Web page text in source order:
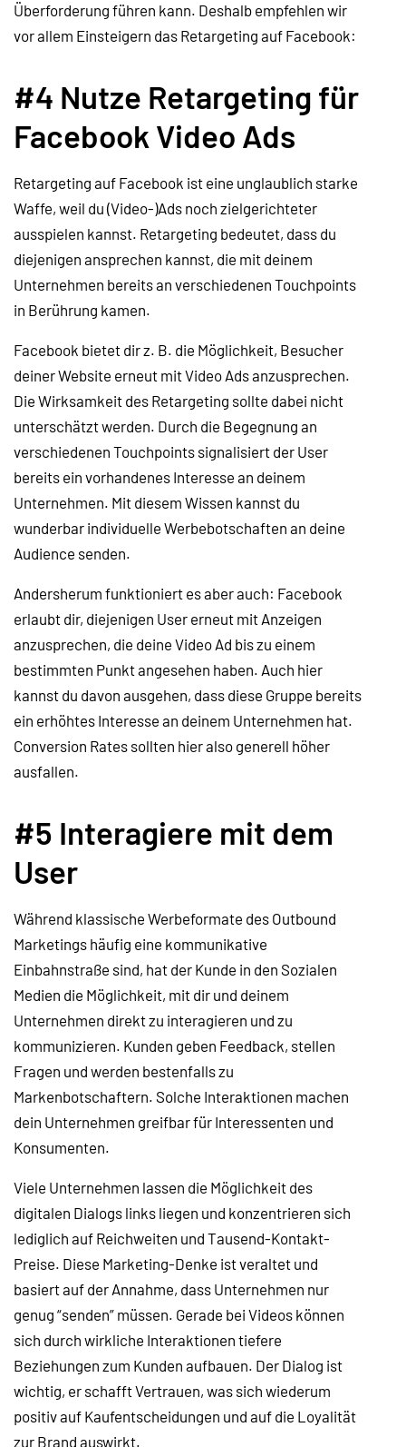
Überforderung führen kann. Deshalb empfehlen wir
vor allem Einsteigern das Retargeting auf Facebook:
#4 Nutze Retargeting für
Facebook Video Ads
Retargeting auf Facebook ist eine unglaublich starke
Waffe, weil du (Video-)Ads noch zielgerichteter
ausspielen kannst. Retargeting bedeutet, dass du
diejenigen ansprechen kannst, die mit deinem
Unternehmen bereits an verschiedenen Touchpoints
in Berührung kamen.
Facebook bietet dir z. B. die Möglichkeit, Besucher
deiner Website erneut mit Video Ads anzusprechen.
Die Wirksamkeit des Retargeting sollte dabei nicht
unterschätzt werden. Durch die Begegnung an
verschiedenen Touchpoints signalisiert der User
bereits ein vorhandenes Interesse an deinem
Unternehmen. Mit diesem Wissen kannst du
wunderbar individuelle Werbebotschaften an deine
Audience senden.
Andersherum funktioniert es aber auch: Facebook
erlaubt dir, diejenigen User erneut mit Anzeigen
anzusprechen, die deine Video Ad bis zu einem
bestimmten Punkt angesehen haben. Auch hier
kannst du davon ausgehen, dass diese Gruppe bereits
ein erhöhtes Interesse an deinem Unternehmen hat.
Conversion Rates sollten hier also generell höher
ausfallen.
#5 Interagiere mit dem
User
Während klassische Werbeformate des Outbound
Marketings häufig eine kommunikative
Einbahnstraße sind, hat der Kunde in den Sozialen
Medien die Möglichkeit, mit dir und deinem
Unternehmen direkt zu interagieren und zu
kommunizieren. Kunden geben Feedback, stellen
Fragen und werden bestenfalls zu
Markenbotschaftern. Solche Interaktionen machen
dein Unternehmen greifbar für Interessenten und
Konsumenten.
Viele Unternehmen lassen die Möglichkeit des
digitalen Dialogs links liegen und konzentrieren sich
lediglich auf Reichweiten und Tausend-Kontakt-
Preise. Diese Marketing-Denke ist veraltet und
basiert auf der Annahme, dass Unternehmen nur
genug “senden” müssen. Gerade bei Videos können
sich durch wirkliche Interaktionen tiefere
Beziehungen zum Kunden aufbauen. Der Dialog ist
wichtig, er schafft Vertrauen, was sich wiederum
positiv auf Kaufentscheidungen und auf die Loyalität
zur Brand auswirkt.